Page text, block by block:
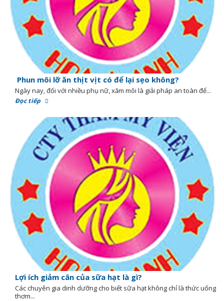
Phun môi lỡ ăn thịt vịt có để lại sẹo không?
Ngày nay, đối với nhiều phụ nữ, xăm môi là giải pháp an toàn để...
Đọc tiếp
Lợi ích giảm cân của sữa hạt là gì?
Các chuyên gia dinh dưỡng cho biết sữa hạt không chỉ là thức uống
thơm...